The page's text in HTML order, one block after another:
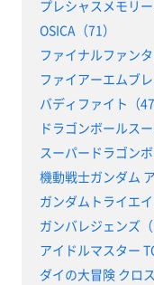
プレシャスメモリー
OSICA（71）
ファイナルファンタ
ファイアーエムブレ
バディファイト（
ドラゴンボールス
スーパードラゴン
機動戦士ガンダム
ガンダムトライエイ
ガンバレジェンズ（
アイドルマスター
ダイの大冒険 クロ